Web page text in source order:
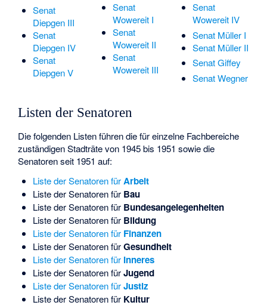
Senat
Diepgen III
Senat
Diepgen IV
Senat
Diepgen V
Senat
Wowereit I
Senat
Wowereit II
Senat
Wowereit III
Senat
Wowereit IV
Senat Müller I
Senat Müller II
Senat Giffey
Senat Wegner
Listen der Senatoren
Die folgenden Listen führen die für einzelne Fachbereiche
zuständigen Stadträte von 1945 bis 1951 sowie die
Senatoren seit 1951 auf:
Liste der Senatoren fürArbeit
Liste der Senatoren für Bau
Liste der Senatoren für Bundesangelegenheiten
Liste der Senatoren für Bildung
Liste der Senatoren für Finanzen
Liste der Senatoren fürGesundheit
Liste der Senatoren für Inneres
Liste der Senatoren fürJugend
Liste der Senatoren fürJustiz
Liste der Senatoren für Kultur